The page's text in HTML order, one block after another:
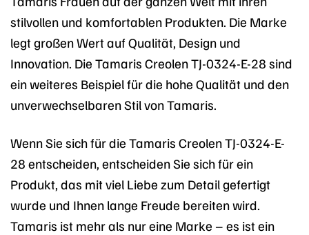
stilvollen und komfortablen Produkten. Die Marke
legt großen Wert auf Qualität, Design und
Innovation. Die Tamaris Creolen TJ-0324-E-28 sind
ein weiteres Beispiel für die hohe Qualität und den
unverwechselbaren Stil von Tamaris.
Wenn Sie sich für die Tamaris Creolen TJ-0324-E-
28 entscheiden, entscheiden Sie sich für ein
Produkt, das mit viel Liebe zum Detail gefertigt
wurde und Ihnen lange Freude bereiten wird.
Tamaris ist mehr als nur eine Marke – es ist ein